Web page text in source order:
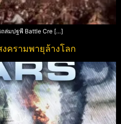
ถล่มปฐพี Battle Cre […]
ครามพายุล้างโลก